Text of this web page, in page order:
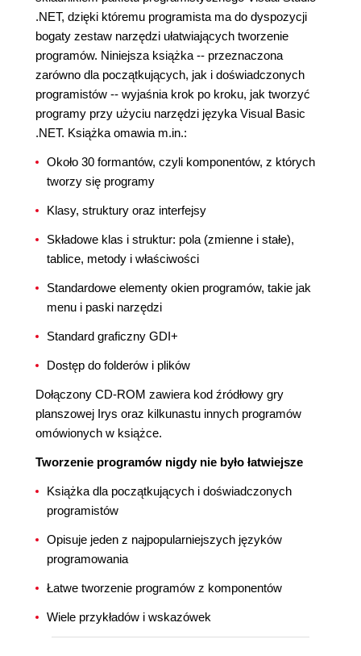
.NET, dzięki któremu programista ma do dyspozycji
bogaty zestaw narzędzi ułatwiających tworzenie
programów. Niniejsza książka -- przeznaczona
zarówno dla początkujących, jak i doświadczonych
programistów -- wyjaśnia krok po kroku, jak tworzyć
programy przy użyciu narzędzi języka Visual Basic
.NET. Książka omawia m.in.:
Około 30 formantów, czyli komponentów, z których
tworzy się programy
Klasy, struktury oraz interfejsy
Składowe klas i struktur: pola (zmienne i stałe),
tablice, metody i właściwości
Standardowe elementy okien programów, takie jak
menu i paski narzędzi
Standard graficzny GDI+
Dostęp do folderów i plików
Dołączony CD-ROM zawiera kod źródłowy gry
planszowej Irys oraz kilkunastu innych programów
omówionych w książce.
Tworzenie programów nigdy nie było łatwiejsze
Książka dla początkujących i doświadczonych
programistów
Opisuje jeden z najpopularniejszych języków
programowania
Łatwe tworzenie programów z komponentów
Wiele przykładów i wskazówek